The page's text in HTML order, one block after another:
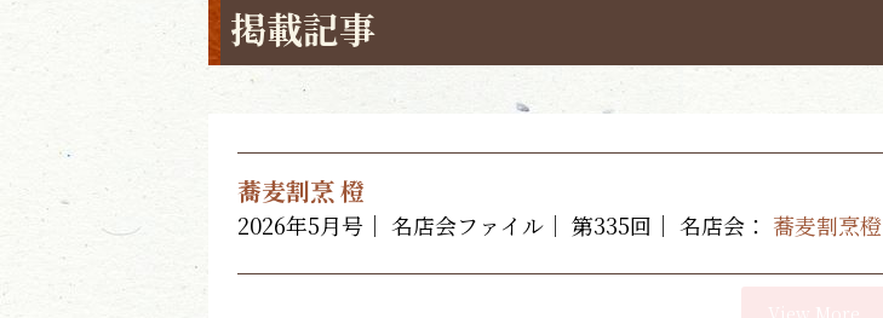
掲載記事
蕎麦割烹 橙
2026年5月号｜ 名店会ファイル｜ 第335回｜ 名店会： 蕎麦割烹橙